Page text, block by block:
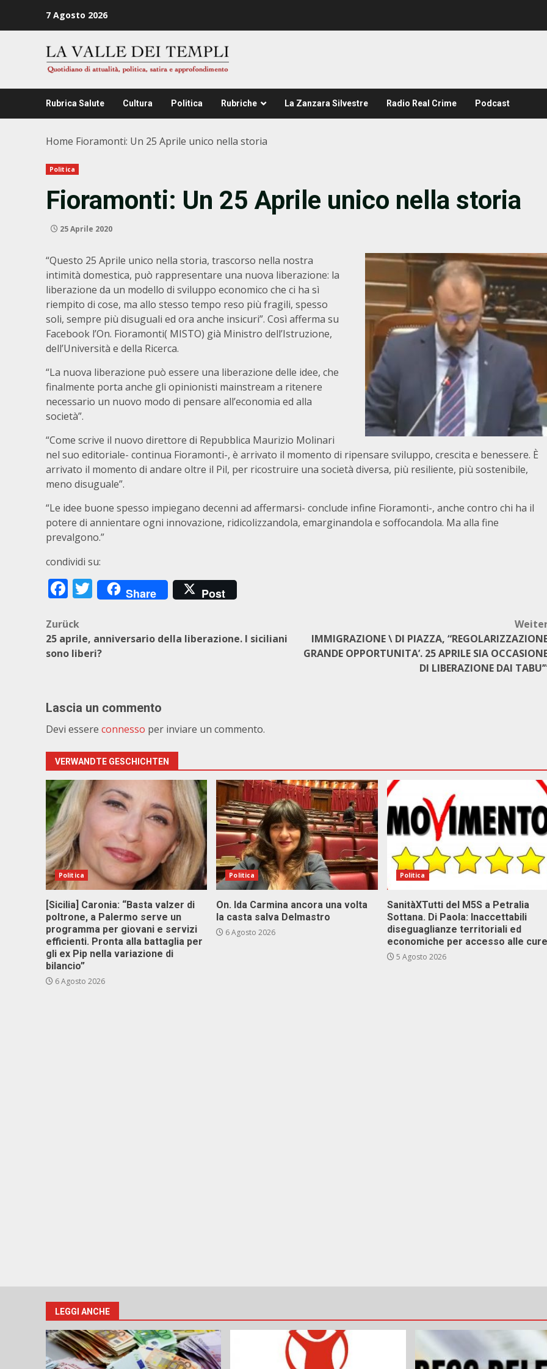
7 Agosto 2026
Rubrica Salute Cultura Politica Rubriche La Zanzara Silvestre Radio Real Crime Podcast
Home Fioramonti: Un 25 Aprile unico nella storia
Politica
Fioramonti: Un 25 Aprile unico nella storia
25 Aprile 2020
“Questo 25 Aprile unico nella storia, trascorso nella nostra
intimità domestica, può rappresentare una nuova liberazione: la
liberazione da un modello di sviluppo economico che ci ha sì
riempito di cose, ma allo stesso tempo reso più fragili, spesso
soli, sempre più disuguali ed ora anche insicuri”. Così afferma su
Facebook l’On. Fioramonti( MISTO) già Ministro dell’Istruzione,
dell’Università e della Ricerca.
“La nuova liberazione può essere una liberazione delle idee, che
finalmente porta anche gli opinionisti mainstream a ritenere
necessario un nuovo modo di pensare all’economia ed alla
società”.
“Come scrive il nuovo direttore di Repubblica Maurizio Molinari
nel suo editoriale- continua Fioramonti-, è arrivato il momento di ripensare sviluppo, crescita e benessere. È
arrivato il momento di andare oltre il Pil, per ricostruire una società diversa, più resiliente, più sostenibile,
meno disuguale”.
“Le idee buone spesso impiegano decenni ad affermarsi- conclude infine Fioramonti-, anche contro chi ha il
potere di annientare ogni innovazione, ridicolizzandola, emarginandola e soffocandola. Ma alla fine
prevalgono.”
condividi su:
Facebook
Twitter
Share Post
Beitragsnavigation
Zurück
25 aprile, anniversario della liberazione. I siciliani
sono liberi?
IMMIGRAZIONE \ DI PIAZZA,
GRANDE OPPORTUNITA’. 25 APRILE SIA
DI LIBERAZIONE DAI
Lascia un commento
Devi essere connesso per inviare un commento.
VERWANDTE GESCHICHTEN
Politica
[Sicilia] Caronia: “Basta valzer di
poltrone, a Palermo serve un
programma per giovani e servizi
efficienti. Pronta alla battaglia per
gli ex Pip nella variazione di
bilancio”
6 Agosto 2026
Politica
On. Ida Carmina ancora una volta
la casta salva Delmastro
6 Agosto 2026
Politica
SanitàXTutti del M5S a Petralia
Sottana. Di Paola: Inaccettabili
diseguaglianze territoriali ed
economiche per accesso alle cure
5 Agosto 2026
LEGGI ANCHE